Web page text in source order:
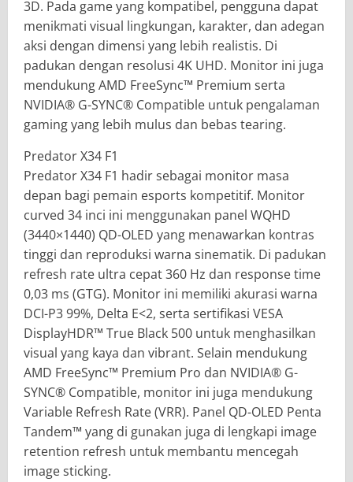
3D. Pada game yang kompatibel, pengguna dapat
menikmati visual lingkungan, karakter, dan adegan
aksi dengan dimensi yang lebih realistis. Di
padukan dengan resolusi 4K UHD. Monitor ini juga
mendukung AMD FreeSync™ Premium serta
NVIDIA® G-SYNC® Compatible untuk pengalaman
gaming yang lebih mulus dan bebas tearing.
Predator X34 F1
Predator X34 F1 hadir sebagai monitor masa
depan bagi pemain esports kompetitif. Monitor
curved 34 inci ini menggunakan panel WQHD
(3440×1440) QD-OLED yang menawarkan kontras
tinggi dan reproduksi warna sinematik. Di padukan
refresh rate ultra cepat 360 Hz dan response time
0,03 ms (GTG). Monitor ini memiliki akurasi warna
DCI-P3 99%, Delta E<2, serta sertifikasi VESA
DisplayHDR™ True Black 500 untuk menghasilkan
visual yang kaya dan vibrant. Selain mendukung
AMD FreeSync™ Premium Pro dan NVIDIA® G-
SYNC® Compatible, monitor ini juga mendukung
Variable Refresh Rate (VRR). Panel QD-OLED Penta
Tandem™ yang di gunakan juga di lengkapi image
retention refresh untuk membantu mencegah
image sticking.